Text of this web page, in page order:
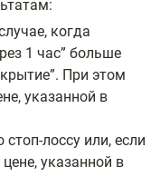
когда
1 час” больше
При этом
указанной в
лоссу или, если
указанной в